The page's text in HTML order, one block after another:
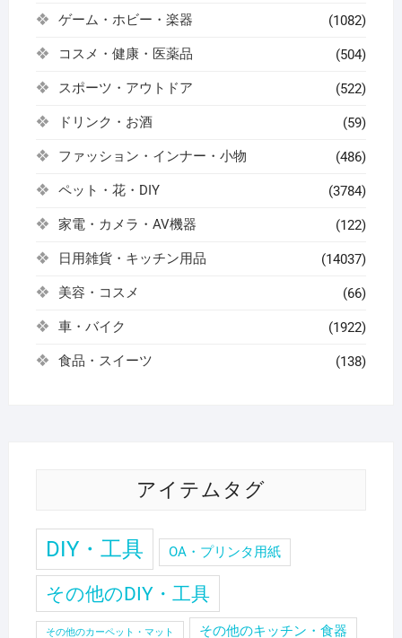
ゲーム・ホビー・楽器 (1082)
コスメ・健康・医薬品 (504)
スポーツ・アウトドア (522)
ドリンク・お酒 (59)
ファッション・インナー・小物 (486)
ペット・花・DIY (3784)
家電・カメラ・AV機器 (122)
日用雑貨・キッチン用品 (14037)
美容・コスメ (66)
車・バイク (1922)
食品・スイーツ (138)
アイテムタグ
DIY・工具 OA・プリンタ用紙
その他のDIY・工具
その他のカーペット・マット その他のキッチン・食器